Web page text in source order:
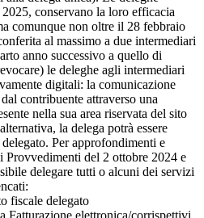
conservano la loro efficacia
comunque non oltre il 28 febbraio
al massimo a due intermediari
anno successivo a quello di
le deleghe agli intermediari
digitali: la comunicazione
contribuente attraverso una
nella sua area riservata del sito
la delega potrà essere
Per approfondimenti e
Provvedimenti del 2 ottobre 2024 e
delegare tutti o alcuni dei servizi
fiscale delegato